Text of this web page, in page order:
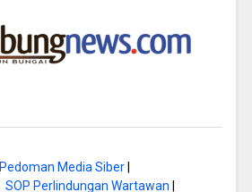
Pedoman Media Siber|
SOP Perlindungan Wartawan